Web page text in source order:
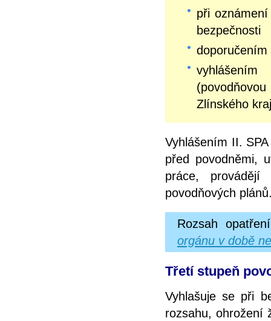
při
bezpečnosti
Zlínského
Vyhlášením II.
před povodněmi,
práce,
povodňových
Rozsah
orgánu v době
Třetí stupeň
Vyhlašuje se při
rozsahu, ohrožení